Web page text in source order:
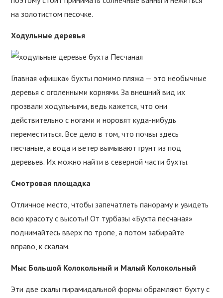
на золотистом песочке.
Ходульные деревья
Главная «фишка» бухты помимо пляжа — это необычные
деревья с оголенными корнями. За внешний вид их
прозвали ходульными, ведь кажется, что они
действительно с ногами и норовят куда-нибудь
переместиться. Все дело в том, что почвы здесь
песчаные, а вода и ветер вымывают грунт из под
деревьев. Их можно найти в северной части бухты.
Смотровая площадка
Отличное место, чтобы запечатлеть панораму и увидеть
всю красоту с высоты! От турбазы «Бухта песчаная»
поднимайтесь вверх по тропе, а потом забирайте
вправо, к скалам.
Мыс Большой Колокольный и Малый Колокольный
Эти две скалы пирамидальной формы обрамляют бухту с